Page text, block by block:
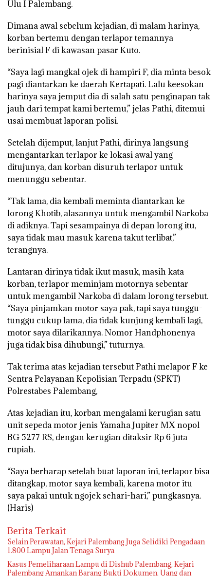
Ulu I Palembang.
Dimana awal sebelum kejadian, di malam harinya,
korban bertemu dengan terlapor temannya
berinisial F di kawasan pasar Kuto.
“Saya lagi mangkal ojek di hampiri F, dia minta besok
pagi diantarkan ke daerah Kertapati. Lalu keesokan
harinya saya jemput dia di salah satu penginapan tak
jauh dari tempat kami bertemu,” jelas Pathi, ditemui
usai membuat laporan polisi.
Setelah dijemput, lanjut Pathi, dirinya langsung
mengantarkan terlapor ke lokasi awal yang
ditujunya, dan korban disuruh terlapor untuk
menunggu sebentar.
“Tak lama, dia kembali meminta diantarkan ke
lorong Khotib, alasannya untuk mengambil Narkoba
di adiknya. Tapi sesampainya di depan lorong itu,
saya tidak mau masuk karena takut terlibat,”
terangnya.
Lantaran dirinya tidak ikut masuk, masih kata
korban, terlapor meminjam motornya sebentar
untuk mengambil Narkoba di dalam lorong tersebut.
“Saya pinjamkan motor saya pak, tapi saya tunggu-
tunggu cukup lama, dia tidak kunjung kembali lagi,
motor saya dilarikannya. Nomor Handphonenya
juga tidak bisa dihubungi,” tuturnya.
Tak terima atas kejadian tersebut Pathi melapor F ke
Sentra Pelayanan Kepolisian Terpadu (SPKT)
Polrestabes Palembang,
Atas kejadian itu, korban mengalami kerugian satu
unit sepeda motor jenis Yamaha Jupiter MX nopol
BG 5277 RS, dengan kerugian ditaksir Rp 6 juta
rupiah.
“Saya berharap setelah buat laporan ini, terlapor bisa
ditangkap, motor saya kembali, karena motor itu
saya pakai untuk ngojek sehari-hari,” pungkasnya.
(Haris)
Berita Terkait
Selain Perawatan, Kejari Palembang Juga Selidiki Pengadaan
1.800 Lampu Jalan Tenaga Surya
Kasus Pemeliharaan Lampu di Dishub Palembang, Kejari
Palembang Amankan Barang Bukti Dokumen, Uang dan